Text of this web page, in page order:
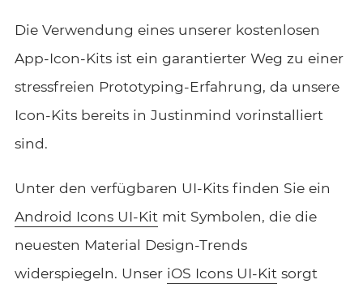
Die Verwendung eines unserer kostenlosen
App-Icon-Kits ist ein garantierter Weg zu einer
stressfreien Prototyping-Erfahrung, da unsere
Icon-Kits bereits in Justinmind vorinstalliert
sind.
Unter den verfügbaren UI-Kits finden Sie ein
Android Icons UI-Kitmit Symbolen, die die
neuesten Material Design-Trends
widerspiegeln. Unser iOS Icons UI-Kitsorgt